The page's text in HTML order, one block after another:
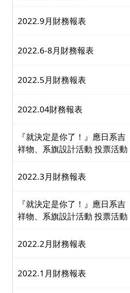
2022.9月財務報表
2022.6-8月財務報表
2022.5月財務報表
2022.04財務報表
『就決定是你了！』應日系吉
祥物、系旗設計活動 投票活動
2022.3月財務報表
『就決定是你了！』應日系吉
祥物、系旗設計活動 投票活動
2022.2月財務報表
2022.1月財務報表